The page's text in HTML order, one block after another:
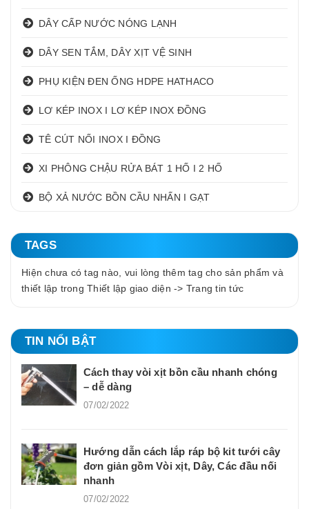
DÂY CẤP NƯỚC NÓNG LẠNH
DÂY SEN TẮM, DÂY XỊT VỆ SINH
PHỤ KIỆN ĐEN ỐNG HDPE HATHACO
LƠ KÉP INOX I LƠ KÉP INOX ĐỒNG
TÊ CÚT NỐI INOX I ĐỒNG
XI PHÔNG CHẬU RỬA BÁT 1 HỐ I 2 HỐ
BỘ XẢ NƯỚC BỒN CẦU NHẤN I GẠT
TAGS
Hiện chưa có tag nào, vui lòng thêm tag cho sản phẩm và
thiết lập trong Thiết lập giao diện -> Trang tin tức
TIN NỔI BẬT
Cách thay vòi xịt bồn cầu nhanh chóng
– dễ dàng
07/02/2022
Hướng dẫn cách lắp ráp bộ kit tưới cây
đơn giản gồm Vòi xịt, Dây, Các đầu nối
nhanh
07/02/2022